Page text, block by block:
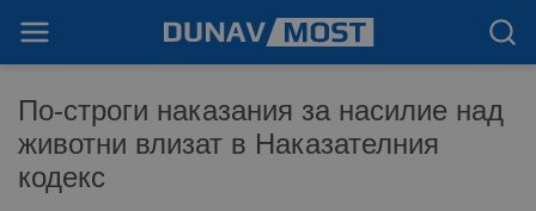
По-строги наказания за насилие над
животни влизат в Наказателния
кодекс